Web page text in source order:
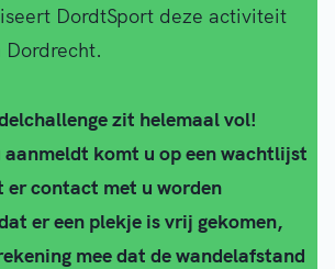
DordtSport deze activiteit
zit helemaal vol!
aanmeldt komt u op een wachtlijst
contact met u worden
er een plekje is vrij gekomen,
mee dat de wandelafstand